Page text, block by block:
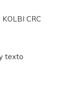
KOLBI CRC